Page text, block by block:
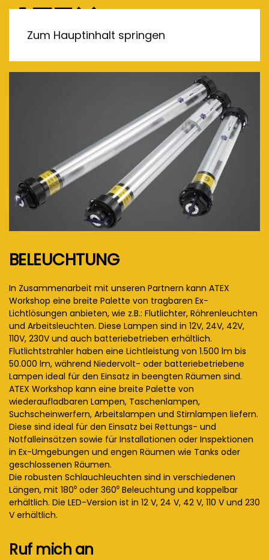
Zum Hauptinhalt springen
BELEUCHTUNG
In Zusammenarbeit mit unseren Partnern kann ATEX
Workshop eine breite Palette von tragbaren Ex-
Lichtlösungen anbieten, wie z.B.: Flutlichter, Röhrenleuchten
und Arbeitsleuchten. Diese Lampen sind in 12V, 24V, 42V,
110V, 230V und auch batteriebetrieben erhältlich.
Flutlichtstrahler haben eine Lichtleistung von 1.500 lm bis
50.000 lm, während Niedervolt- oder batteriebetriebene
Lampen ideal für den Einsatz in beengten Räumen sind.
ATEX Workshop kann eine breite Palette von
wiederaufladbaren Lampen, Taschenlampen,
Suchscheinwerfern, Arbeitslampen und Stirnlampen liefern.
Diese sind ideal für den Einsatz bei Rettungs- und
Notfalleinsätzen sowie für Installationen oder Inspektionen
in Ex-Umgebungen und engen Räumen wie Tanks oder
geschlossenen Räumen.
Die robusten Schlauchleuchten sind in verschiedenen
Längen, mit 180⁰ oder 360⁰ Beleuchtung und koppelbar
erhältlich. Die LED-Version ist in 12 V, 24 V, 42 V, 110 V und 230
V erhältlich.
Ruf mich an